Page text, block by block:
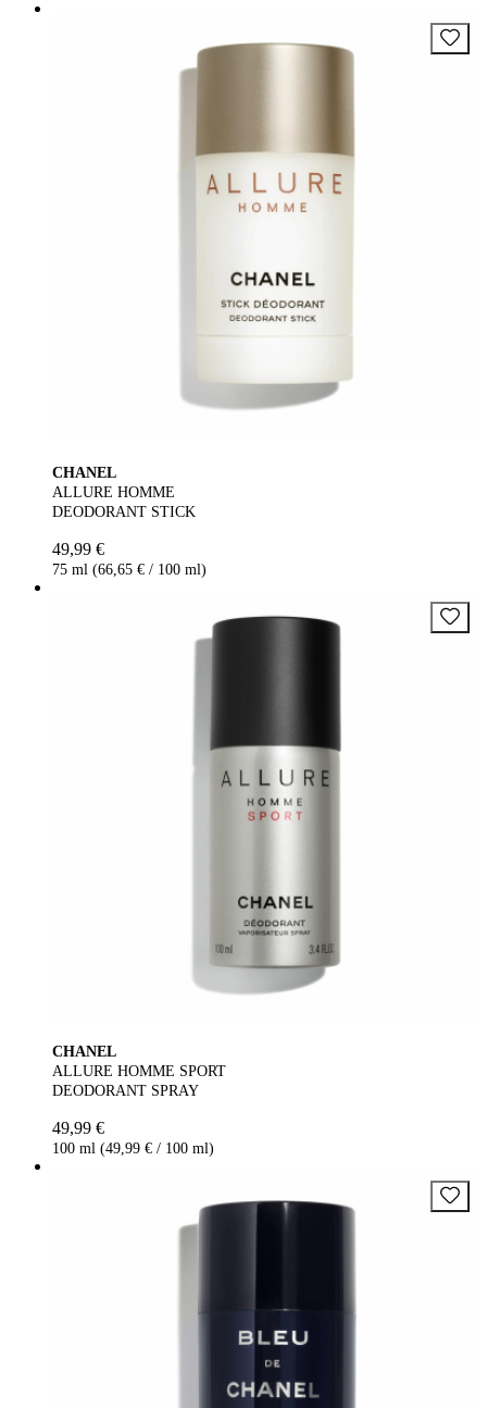
CHANEL
ALLURE HOMME
DEODORANT STICK
49,99 €
75 ml (66,65 € / 100 ml)
CHANEL
ALLURE HOMME SPORT
DEODORANT SPRAY
49,99 €
100 ml (49,99 € / 100 ml)